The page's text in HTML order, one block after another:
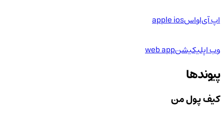
اپ آی‌او‌اسapple ios
وب اپلیکیشنweb app
پیوندها
کیف پول من